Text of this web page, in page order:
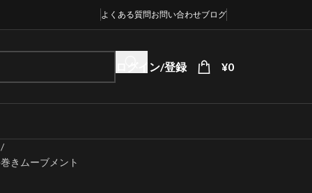
よくある質問お問い合わせブログ
ログイン/登録 ¥0
きムーブメント